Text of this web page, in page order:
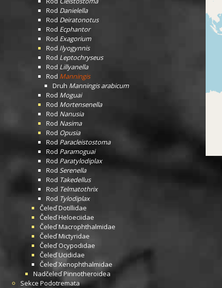
Rod Danielella
Rod Deiratonotus
Rod Ecphantor
Rod Exagorium
Rod Ilyogynnis
Rod Leptochryseus
Rod Lillyanella
Rod Manningis
Druh Manningis arabicum
Rod Moguai
Rod Mortensenella
Rod Nanusia
Rod Nasima
Rod Opusia
Rod Paracleistostoma
Rod Paramoguai
Rod Paratylodiplax
Rod Serenella
Rod Takedellus
Rod Telmatothrix
Rod Tylodiplax
ČeleďDotillidae
ČeleďHeloeciidae
ČeleďMacrophthalmidae
ČeleďMictyridae
ČeleďOcypodidae
ČeleďUcididae
ČeleďXenophthalmidae
NadčeleďPinnotheroidea
Sekce Podotremata